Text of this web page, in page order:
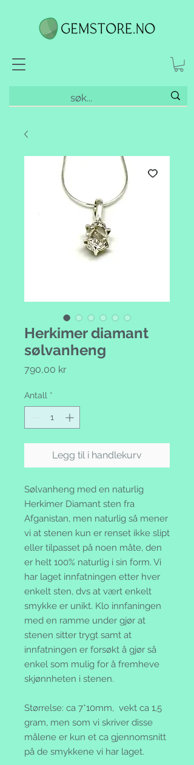
Herkimer diamant
sølvanheng
790,00 krPris
Antall *
Legg til i handlekurv
Sølvanheng med en naturlig
Herkimer Diamant sten fra
Afganistan, men naturlig så mener
vi at stenen kun er renset ikke slipt
eller tilpasset på noen måte, den
er helt 100% naturlig i sin form. Vi
har laget innfatningen etter hver
enkelt sten, dvs at vært enkelt
smykke er unikt. Klo innfaningen
med en ramme under gjør at
stenen sitter trygt samt at
innfatningen er forsøkt å gjør så
enkel som mulig for å fremheve
skjønnheten i stenen.
Størrelse: ca 7*10mm, vekt ca 1,5
gram, men som vi skriver disse
målene er kun et ca gjennomsnitt
på de smykkene vi har laget.